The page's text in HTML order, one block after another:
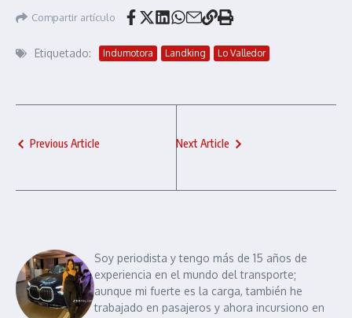
Compartir artículo
Etiquetado: Indumotora Landking Lo Valledor
Previous Article Next Article
Soy periodista y tengo más de 15 años de
experiencia en el mundo del transporte;
aunque mi fuerte es la carga, también he
trabajado en pasajeros y ahora incursiono en